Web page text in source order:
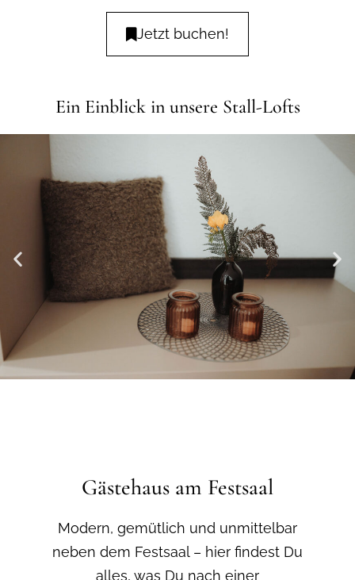
Jetzt buchen!
Ein Einblick in unsere Stall-Lofts
Gästehaus am Festsaal
Modern, gemütlich und unmittelbar
neben dem Festsaal – hier findest Du
alles, was Du nach einer